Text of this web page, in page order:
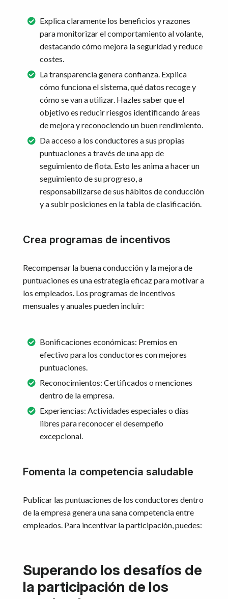
Explica claramente los beneficios y razones
para monitorizar el comportamiento al volante,
destacando cómo mejora la seguridad y reduce
costes.
La transparencia genera confianza. Explica
cómo funciona el sistema, qué datos recoge y
cómo se van a utilizar. Hazles saber que el
objetivo es reducir riesgos identificando áreas
de mejora y reconociendo un buen rendimiento.
Da acceso a los conductores a sus propias
puntuaciones a través de una app de
seguimiento de flota. Esto les anima a hacer un
seguimiento de su progreso, a
responsabilizarse de sus hábitos de conducción
y a subir posiciones en la tabla de clasificación.
Crea programas de incentivos
Recompensar la buena conducción y la mejora de
puntuaciones es una estrategia eficaz para motivar a
los empleados. Los programas de incentivos
mensuales y anuales pueden incluir:
Bonificaciones económicas: Premios en
efectivo para los conductores con mejores
puntuaciones.
Reconocimientos: Certificados o menciones
dentro de la empresa.
Experiencias: Actividades especiales o días
libres para reconocer el desempeño
excepcional.
Fomenta la competencia saludable
Publicar las puntuaciones de los conductores dentro
de la empresa genera una sana competencia entre
empleados. Para incentivar la participación, puedes:
Superando los desafíos de
la participación de los